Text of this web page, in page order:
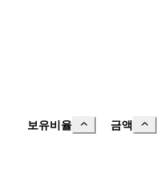
보유비율 금액